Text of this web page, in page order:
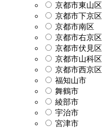
京都市東山区
京都市下京区
京都市南区
京都市右京区
京都市伏見区
京都市山科区
京都市西京区
福知山市
舞鶴市
綾部市
宇治市
宮津市